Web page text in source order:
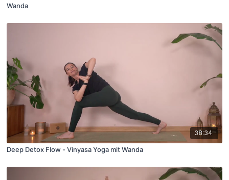
Wanda
38:34
Deep Detox Flow - Vinyasa Yoga mit Wanda